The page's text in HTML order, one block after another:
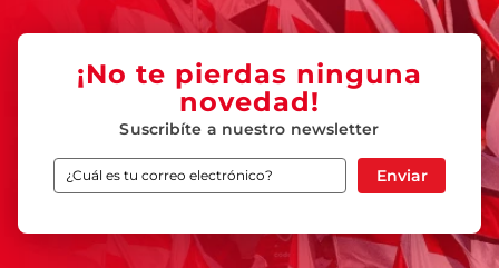
¡No te pierdas ninguna
novedad!
Suscribíte a nuestro newsletter
Enviar